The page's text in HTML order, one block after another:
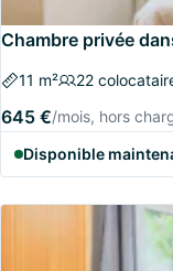
Chambre privée
11 m² 22
645 €/mois, hors
Disponible